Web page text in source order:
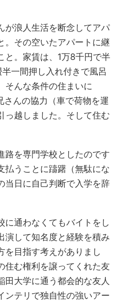
が浪人生活を断念してアパ
。その空いたアパートに継
と。家賃は、1万8千円で半
一間押し入れ付きで風呂
そんな条件の住まいに
んの協力（車で荷物を運
っ越しました。そして住む
路を専門学校としたのです
払うことに躊躇（無駄にな
当日に自己判断で入学を辞
に通わなくてもバイトをし
演して知名度と経験を積み
を目指す考えがありまし
住む権利を譲ってくれた友
田大学に通う都会的な友人
ンテリで独自性の強いアー